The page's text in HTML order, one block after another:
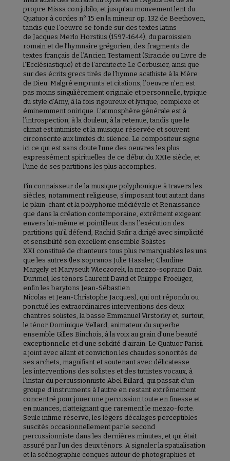
propre Missa con jubilo, et jusqu’au mouvement lent du
Quatuor à cordes n° 15 en la mineur op. 132 de Beethoven,
tandis que l’oeuvre se fonde sur des textes latins
de Jacques Merlo Horstius (1597-1644), du paroissien
romain et de l’hymnaire grégorien, des fragments de
textes français de l’Ancien Testament (Siracide ou Livre de
l’Ecclésiastique) et de l’architecte Le Corbusier, ainsi que
sur des écrits grecs tirés de l’hymne acathiste à la Mère
de Dieu. Malgré emprunts et citations, l’oeuvre n’en est
pas moins singulièrement originale et personnelle, typique
du style d’Amy, à la fois rigoureux et lyrique, complexe et
éminemment onirique. L’atmosphère générale est à
l’introspection, à la douleur, à la retenue, tandis que le
climat est intimiste et la musique réservée et souvent
circonscrite aux limites du silence. Le compositeur signe
ici ce qui est sans doute l’une des oeuvres les plus
expressément spirituelles de ce début du XXIe siècle, et
l’une de ses partitions les plus accomplies.
Fin connaisseur de la musique polyphonique à travers les
siècles, notamment religieuse, s’imposant tout autant dans
le plain-chant et la polyphonie médiévale et Renaissance
que dans la création contemporaine, extrêment exigeant
envers lui-même et pointilleux dans l’exécution des
partitions qu’il défend, Rachid Safir a dirigé avec simplicité
et sensibilité son excellent ensemble Solistes
XXI constitué de chanteurs tous plus remarquables les uns
que les autres (les sopranos Julie Hassler, Claudine
Margely et Maryseult Wieczorek, la mezzo-soprano Daïa
Durimel, les ténors Laurent David et Philippe Froeliger,
enfin les barytons Jean-Sébastien
Nicolas et Jean-Christophe Jacques), qui ont répondu ou
ponctué les extraordinaires interventions des deux
chantres solistes, la basse Emmanuel Virstorky et, surtout,
le ténor Dominique Vellard, animateur du superbe
ensemble Gilles Binchois, à la voix au grain d’une beauté
exceptionnelle et d’une solidité d’airain. Le Quatuor Parisii
a joint avec allant et conviction les chaudes sonorités de
ses archets, magnifiant et soutenant avec délicatesse
les interventions des solistes et des tuttistes vocaux, à
l’instar du percussionniste Abel Billard, qui passait d’un
groupe d’instruments à l’autre en restant extrêmement
concentré pour jouer une percussion toute en finesse et
en nuances, n’atteignant que rarement le mezzo-forte.
Seule infime réserve, les légers décalages perceptibles
suscités occasionnellement par le second
percussionniste dans les dernières minutes, et qui était
assuré par l’un des deux ténors. A signaler la spatialisation
et la scénographie conçues autour de photographies et